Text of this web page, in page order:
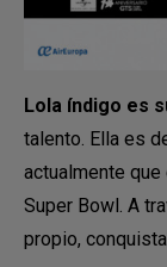
Lola índigo es
talento. Ella es
actualmente
Super Bowl. A
propio,